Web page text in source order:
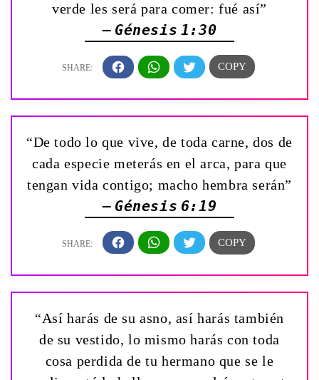
verde les será para comer: fué así”
— Génesis 1:30
“De todo lo que vive, de toda carne, dos de
cada especie meterás en el arca, para que
tengan vida contigo; macho hembra serán”
— Génesis 6:19
“Así harás de su asno, así harás también
de su vestido, lo mismo harás con toda
cosa perdida de tu hermano que se le